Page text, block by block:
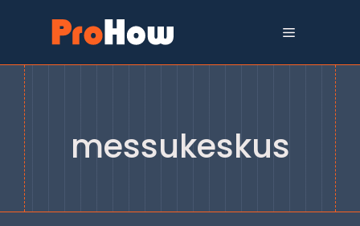
sisältöön
Valikko
messukeskus